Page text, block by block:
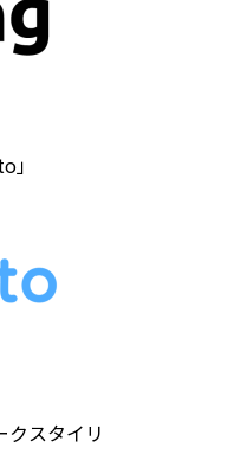
」
クスタイリ